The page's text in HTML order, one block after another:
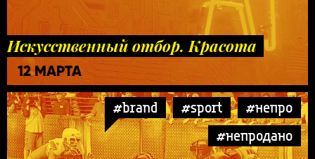
Искусственный отбор. Красота
12 МАРТА
#brand #sport
#непро
#непродано